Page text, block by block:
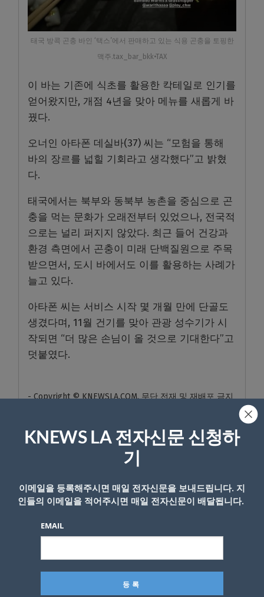
태국 방콕 곤충 바인 ‘택스’에서 판매하고 있는 식용 곤충을 토핑한
맥주.tax_bar_bkk•TAX
이 바는 기존에 식초를 활용한 칵테일로 인기를
얻어왔지만, 개점 4년을 맞아 메뉴를 새롭게 바
꿨다.
오너인 아타폰 데실바(37) 씨는 “모험을 통해
바의 장르를 넓힐 기회라고 생각했다”고 밝혔
다.
태국에서는 북부와 동북부 농촌을 중심으로 곤
충을 먹는 문화가 오래전부터 있었으나, 전국적
으로는 널리 퍼지지 않았다. 최근 들어 건강과
환경 측면에서 곤충이 미래 단백질원으로 주목
받으면서, 도시 바에서도 이를 활용하는 사례가
늘고 있다.
아타폰 씨는 서비스 시작 몇 개월 만에 단골도
생겼다며, 11월 건기를 맞아 관광 성수기가 시
작되면 “더 많은 손님이 올 것으로 기대한다”고
덧붙였다.
- Copyright © KNEWSLA.COM, 무단 전재 및 재배포 금지
답글 남기기
KNEWS LA 전자신문 신청하
기
이메일을 등록해주시면 매일 전자신문을 보내드립니다. 지
인들의 이메일을 적어주시면 매일 전자신문이 배달됩니다.
EMAIL